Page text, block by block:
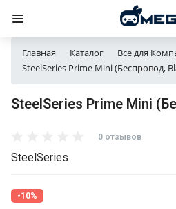
Главная Каталог Все для
SteelSeries Prime Mini (Беспровод,
SteelSeries Prime Mini
0 отзывов
SteelSeries
-10%